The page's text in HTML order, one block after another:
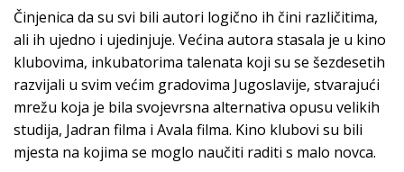
Činjenica da su svi bili autori logično ih čini različitima,
ali ih ujedno i ujedinjuje. Većina autora stasala je u kino
klubovima, inkubatorima talenata koji su se šezdesetih
razvijali u svim većim gradovima Jugoslavije, stvarajući
mrežu koja je bila svojevrsna alternativa opusu velikih
studija, Jadran filma i Avala filma. Kino klubovi su bili
mjesta na kojima se moglo naučiti raditi s malo novca.